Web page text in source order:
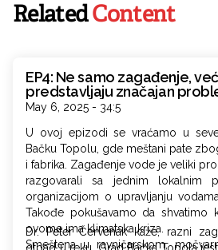
RelatedContent
EP4: Ne samo zagađenje,
predstavljaju značajan
May 6, 2025 - 34:5
U ovoj epizodi se vraćamo u
Bačku Topolu, gde meštani pate
i fabrika. Zagađenje vode je veliki
razgovarali sa jednim lokalnim
organizacijom o upravljanju
Takođe pokušavamo da shvatimo
ovome ima klimatska kriza.
Smeštena u ravničarskom,
Dr. Peter Červenak kaže, razni